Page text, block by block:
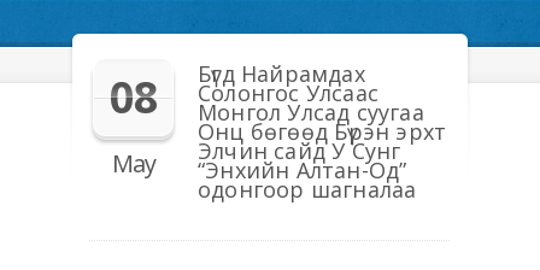
08
May
Бүгд Найрамдах
Солонгос Улсаас
Монгол Улсад суугаа
Онц бөгөөд Бүрэн эрхт
Элчин сайд У Сунг
“Энхийн Алтан-Од”
одонгоор шагналаа